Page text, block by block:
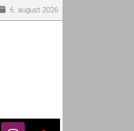
6. august 2026